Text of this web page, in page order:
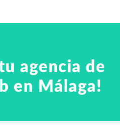
agencia de
en Málaga!